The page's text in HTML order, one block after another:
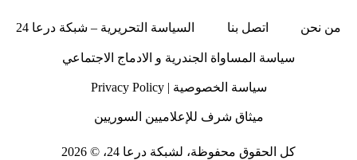
من نحن اتصل بنا السياسة التحريرية – شبكة درعا 24
سياسة المساواة الجندرية و الادماج الاجتماعي
سياسة الخصوصية | Privacy Policy
ميثاق شرف للإعلاميين السوريين
كل الحقوق محفوظة، لشبكة درعا 24، © 2026